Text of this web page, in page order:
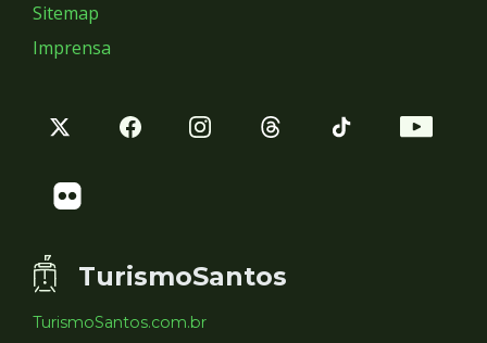
Sitemap
Imprensa
TurismoSantos
TurismoSantos.com.br